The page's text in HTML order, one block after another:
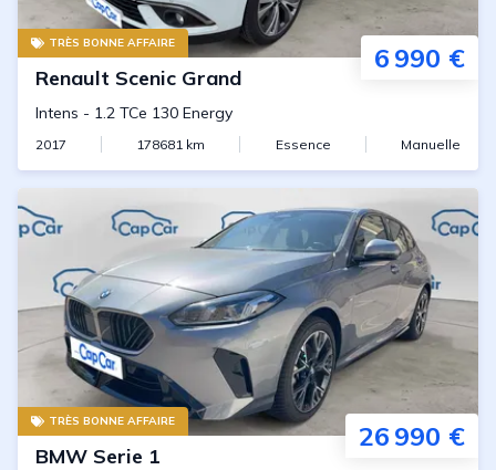
TRÈS BONNE AFFAIRE 6 990 €
Renault Scenic Grand
Intens - 1.2 TCe 130 Energy
2017 178681 km Essence Manuelle
TRÈS BONNE AFFAIRE 26 990 €
BMW Serie 1